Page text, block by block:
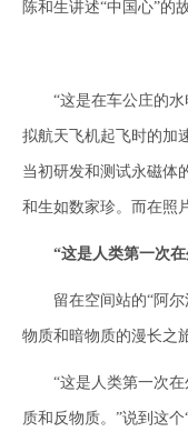
陈和生讲述“中国心”的
“这是在车公庄的水
拟航天飞机起飞时的加
当初研发和测试永磁体
和生如数家珍。而在照
“这是人类第一次
留在空间站的“阿尔
物质和暗物质的漫长之
“这是人类第一次在
质和反物质。”说到这